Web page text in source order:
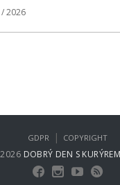
2026
DOBRÝ DEN S
GDPR | COPYRIGHT